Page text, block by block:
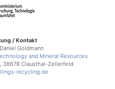
/ Kontakt
Goldmann
and Mineral Resources
38678 Clausthal-Zellerfeld
recycling.de